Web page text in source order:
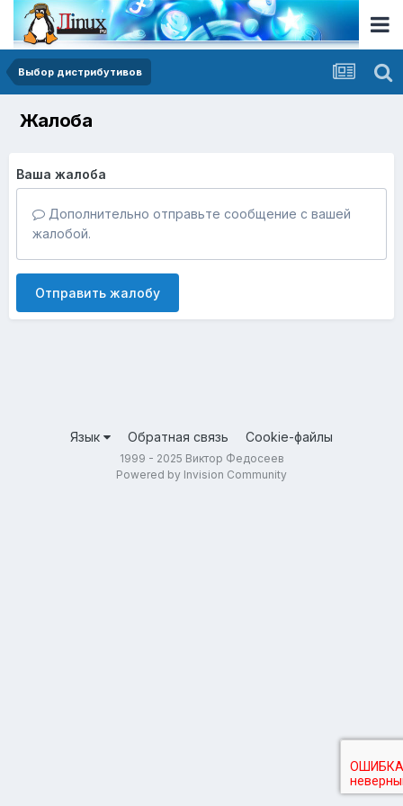
Выбор дистрибутивов
Жалоба
Ваша жалоба
Дополнительно отправьте сообщение с вашей
жалобой.
Отправить жалобу
Язык Обратная связь Cookie-файлы
1999 - 2025 Виктор Федосеев
Powered by Invision Community